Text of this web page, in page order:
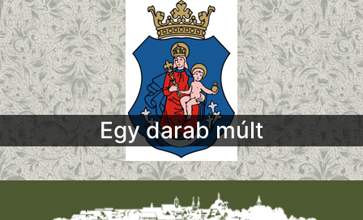
Egy darab múlt